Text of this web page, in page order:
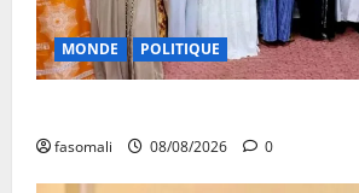
MONDE POLITIQUE
fasomali 08/08/2026 0